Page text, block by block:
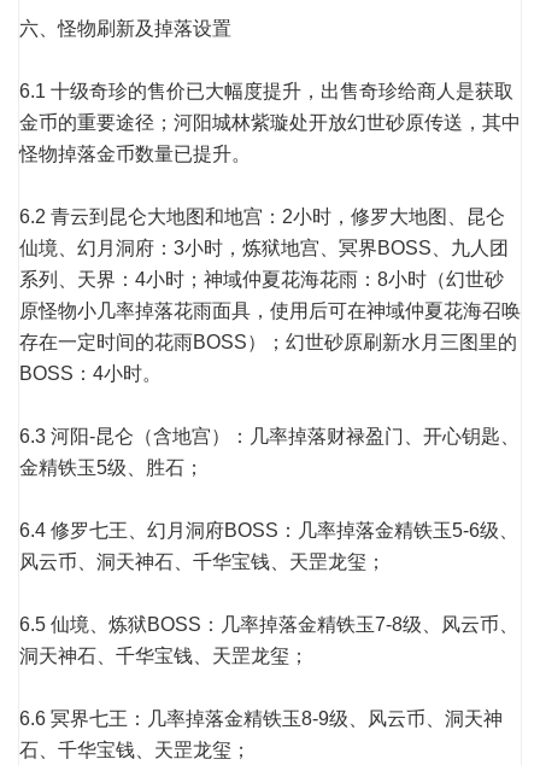
六、怪物刷新及掉落设置
6.1 十级奇珍的售价已大幅度提升，出售奇珍给商人是获取
金币的重要途径；河阳城林紫璇处开放幻世砂原传送，其中
怪物掉落金币数量已提升。
6.2 青云到昆仑大地图和地宫：2小时，修罗大地图、昆仑
仙境、幻月洞府：3小时，炼狱地宫、冥界BOSS、九人团
系列、天界：4小时；神域仲夏花海花雨：8小时（幻世砂
原怪物小几率掉落花雨面具，使用后可在神域仲夏花海召唤
存在一定时间的花雨BOSS）；幻世砂原刷新水月三图里的
BOSS：4小时。
6.3 河阳-昆仑（含地宫）：几率掉落财禄盈门、开心钥匙、
金精铁玉5级、胜石；
6.4 修罗七王、幻月洞府BOSS：几率掉落金精铁玉5-6级、
风云币、洞天神石、千华宝钱、天罡龙玺；
6.5 仙境、炼狱BOSS：几率掉落金精铁玉7-8级、风云币、
洞天神石、千华宝钱、天罡龙玺；
6.6 冥界七王：几率掉落金精铁玉8-9级、风云币、洞天神
石、千华宝钱、天罡龙玺；